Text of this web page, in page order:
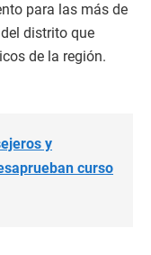
para las más de
distrito que
de la región.
y
curso